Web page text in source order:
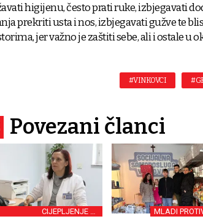
higijenu, često prati ruke, izbjegavati
prekriti usta i nos, izbjegavati gužve te
jer važno je zaštiti sebe, ali i ostale u
#VINKOVCI
Povezani članci
CIJEPLJENJE JE
MLADI